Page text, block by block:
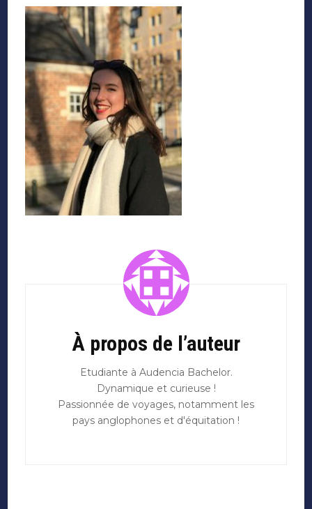
À propos de l’auteur
Etudiante à Audencia Bachelor.
Dynamique et curieuse !
Passionnée de voyages, notamment les
pays anglophones et d'équitation !